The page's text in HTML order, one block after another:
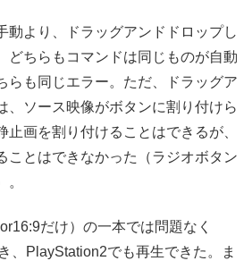
より、ドラッグアンドドロップし
どちらもコマンドは同じものが自動
らも同じエラー。ただ、ドラッグア
、ソース映像がボタンに割り付けら
止画を割り付けることはできるが、
ことはできなかった（ラジオボタン
だけ）の一本では問題なく
、PlayStation2でも再生できた。ま